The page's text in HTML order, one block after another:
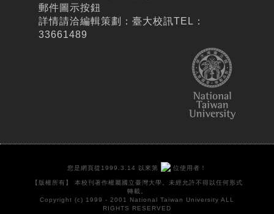
郵件圖示按鈕
詳情請洽編輯策劃：臺大校訊TEL：
33661489
您是網頁從1999.3.14 以來第 位使用者！
【版權所有】 本校刊著作權屬國立臺灣大學。未經允許不得以任何形式
轉載。
Copyright (c) 1999 - 2001 National Taiwan University ALL
RIGHTS RESERVED